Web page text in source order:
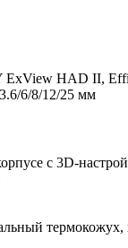
ExView HAD II,
6/8/12/25 мм
с 3D-
термокожух,